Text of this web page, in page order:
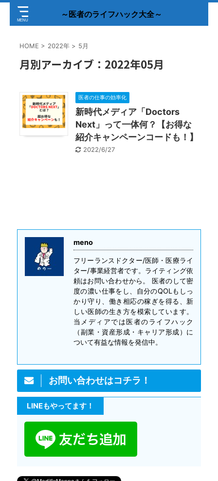
～医者のライフハック大全～
HOME > 2022年 > 5月
月別アーカイブ：2022年05月
医者の仕事の効率化
新時代メディア「Doctors
Next」って一体何？【お得な
紹介キャンペーンコードも！】
2022/6/27
meno
フリーランスドクター/医師・医療ライ
ター/事業経営者です。ライティング依
頼はお問い合わせから。 医者のして密
度の濃い仕事をし、自分のQOLもしっ
かり守り、働き相応の稼ぎを得る、新
しい医師の生き方を模索しています。
当メディアでは医者のライフハック
（副業・資産形成・キャリア形成）に
ついて有益な情報を発信中。
お問い合わせはコチラ！
LINEもやってます！